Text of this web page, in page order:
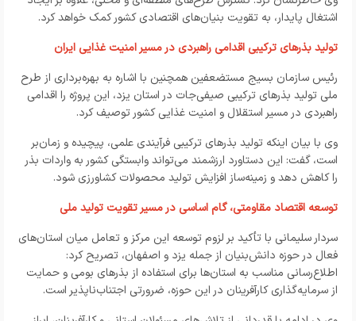
اشتغال پایدار، به تقویت بنیان‌های اقتصادی کشور کمک خواهد کرد.
تولید بذرهای ترکیبی اقدامی راهبردی در مسیر امنیت غذایی ایران
رئیس سازمان بسیج مستضعفین همچنین با اشاره به بهره‌برداری از طرح
ملی تولید بذرهای ترکیبی صیفی‌جات در استان یزد، این پروژه را اقدامی
راهبردی در مسیر استقلال و امنیت غذایی کشور توصیف کرد.
وی با بیان اینکه تولید بذرهای ترکیبی فرآیندی علمی، پیچیده و زمان‌بر
است، گفت: این دستاورد ارزشمند می‌تواند وابستگی کشور به واردات بذر
را کاهش دهد و زمینه‌ساز افزایش تولید محصولات کشاورزی شود.
توسعه اقتصاد مقاومتی، گام‌ اساسی‌ در مسیر تقویت تولید ملی
سردار سلیمانی با تأکید بر لزوم توسعه این مرکز و تعامل میان استان‌های
فعال در حوزه دانش‌بنیان از جمله یزد و اصفهان، تصریح کرد:
اطلاع‌رسانی مناسب به استان‌ها برای استفاده از بذرهای بومی و حمایت
از سرمایه‌گذاری کارآفرینان در این حوزه، ضرورتی اجتناب‌ناپذیر است.